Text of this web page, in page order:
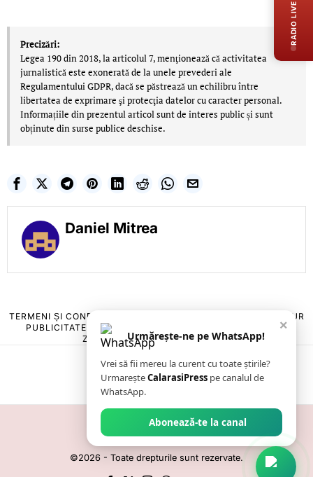
Precizări:
Legea 190 din 2018, la articolul 7, menţionează că activitatea
jurnalistică este exonerată de la unele prevederi ale
Regulamentului GDPR, dacă se păstrează un echilibru între
libertatea de exprimare şi protecţia datelor cu caracter personal.
Informațiile din prezentul articol sunt de interes public și sunt
obținute din surse publice deschise.
Daniel Mitrea
TERMENI ȘI CONDIȚII
POLITICA DE ANULARE & RETUR
PUBLICITATE ONLINE & TIPĂRITĂ
CONTACT
ZIARUL ANUNȚUL CĂLĂRĂȘEAN
©2026 - Toate drepturile sunt rezervate.
×
Urmărește-ne pe WhatsApp!
Vrei să fii mereu la curent cu toate știrile?
UrmareșteCalarasiPress pe canalul de
WhatsApp.
Abonează-te la canal
RADIO LIVE